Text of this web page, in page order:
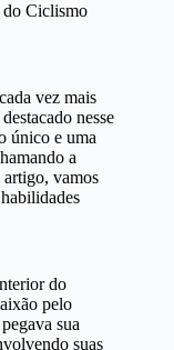
do Ciclismo
vez mais
nesse
único e uma
a
artigo, vamos
do
pelo
sua
suas